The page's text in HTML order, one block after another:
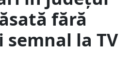
fără
la TV